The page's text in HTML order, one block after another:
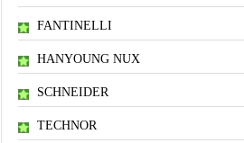
FANTINELLI
HANYOUNG NUX
SCHNEIDER
TECHNOR